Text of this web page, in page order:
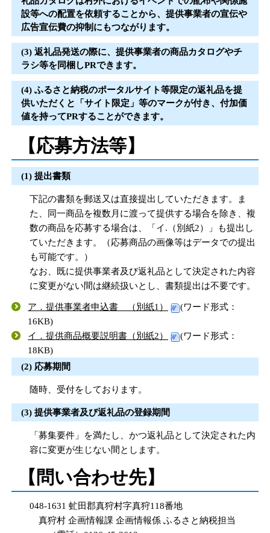
設等への配置を依頼することから、提供事業者の宣伝や
広告宣伝費の抑制にもつながります。
(3) 返礼品発送の際に、提供事業者の商品カタログやチ
ラシ等を同梱しPRできます。
(4) ふるさと納税のポータルサイト等限定の返礼品を提
供いただくと「サイト限定」等のマークが付き、付加価
値を持ってPRすることができます。
【応募方法等】
(1) 提出書類
下記の書類を郵送又は直接提出していただきます。ま
た、同一商品を複数月に渡って提供する場合を除き、複
数の商品を応募する場合は、「イ.（別紙2）」も提出し
ていただきます。（応募商品の画像等はデータでの提出
も可能です。）
なお、既に提供事業者及び返礼品として決定された内容
に変更がない間は継続扱いとし、書類提出は不要です。
ア．提供事業者申込書 （別紙1）
(ワード形式：
16KB)
イ．提供商品概要説明書（別紙2）
(ワード形式：
18KB)
(2) 応募期間
随時、受付をしております。
(3) 提供事業者及び返礼品の登録期間
「募集要件」を満たし、かつ返礼品として決定された内
容に変更が生じない間とします。
【問い合わせ先】
048-1631 虻田郡真狩村字真狩118番地
真狩村 企画情報課 企画情報係 ふるさと納税担当